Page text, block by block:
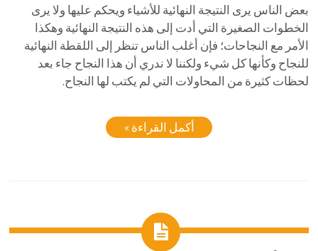
بعض الناس يرى النتيجة النهائية للأشياء ويحكم عليها ولا يرى
الخطوات الصغيرة التي أدت إلى هذه النتيجة النهائية وهكذا
الأمر مع النجاحات؛ فإن أغلب الناس تنظر إلى اللقطة النهائية
للنجاح وكأنها كل شيء ولكننا لا ندري أن هذا النجاح جاء بعد
لحظات كثيرة من المحاولات التي لم يكتب لها النجاح.
أكمل القراءة »